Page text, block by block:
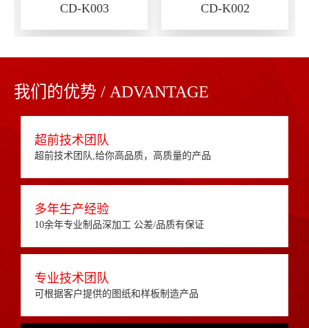
CD-K003 CD-K002
我们的优势 / ADVANTAGE
超前技术团队
超前技术团队,给你高品质，高质量的产品
多年生产经验
10余年专业制品深加工 公差/品质有保证
专业技术团队
可根据客户提供的图纸和样板制造产品